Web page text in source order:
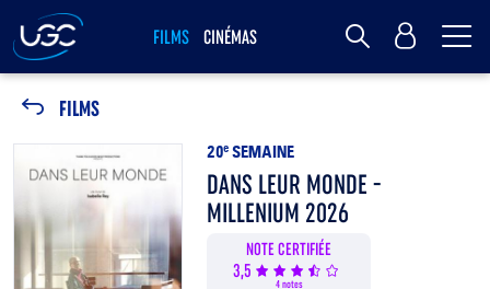
FILMS CINÉMAS MY UGC
FILMS
20e SEMAINE
DANS LEUR MONDE -
MILLENIUM 2026
NOTE CERTIFIÉE
3,5
4 notes